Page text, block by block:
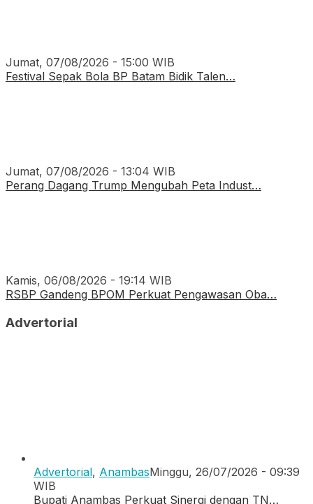
Jumat, 07/08/2026 - 15:00 WIB
Festival Sepak Bola BP Batam Bidik Talen…
Jumat, 07/08/2026 - 13:04 WIB
Perang Dagang Trump Mengubah Peta Indust…
Kamis, 06/08/2026 - 19:14 WIB
RSBP Gandeng BPOM Perkuat Pengawasan Oba…
Advertorial
Advertorial, AnambasMinggu, 26/07/2026 - 09:39
WIB
Bupati Anambas Perkuat Sinergi dengan TN…